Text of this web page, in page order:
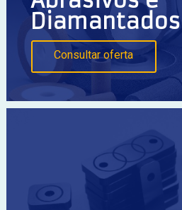
Diamantados
Consultar oferta